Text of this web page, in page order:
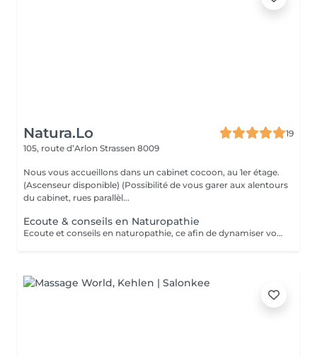
Natura.Lo
19
105, route d’Arlon Strassen 8009
Nous vous accueillons dans un cabinet cocoon, au 1er étage.
(Ascenseur disponible) (Possibilité de vous garer aux alentours
du cabinet, rues parallèl...
Ecoute & conseils en Naturopathie
Ecoute et conseils en naturopathie, ce afin de dynamiser votre retour à la vitalité mentale et corporelle. (Anamnèse de votre mode de vie et de votre quotidien, et mise en place de votre plan "bien-être") Les conseils ou soins en naturopathie ne remplacent en aucun cas un traitement chez votre médecin. Chèque cadeau disponible (Montant de votre choix, celui-ci est à indiquer lors de votre demande) (Temps de séance facultatif)